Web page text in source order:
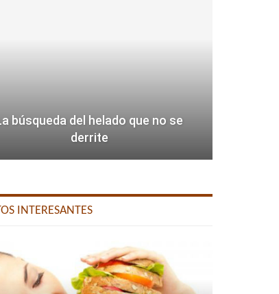
búsqueda del helado que no se
derrite
INTERESANTES